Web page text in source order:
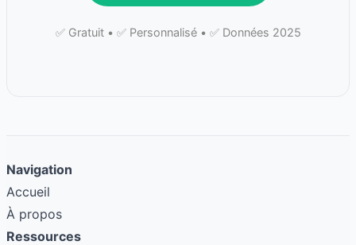
✅ Gratuit • ✅ Personnalisé • ✅ Données 2025
Navigation
Accueil
À propos
Ressources